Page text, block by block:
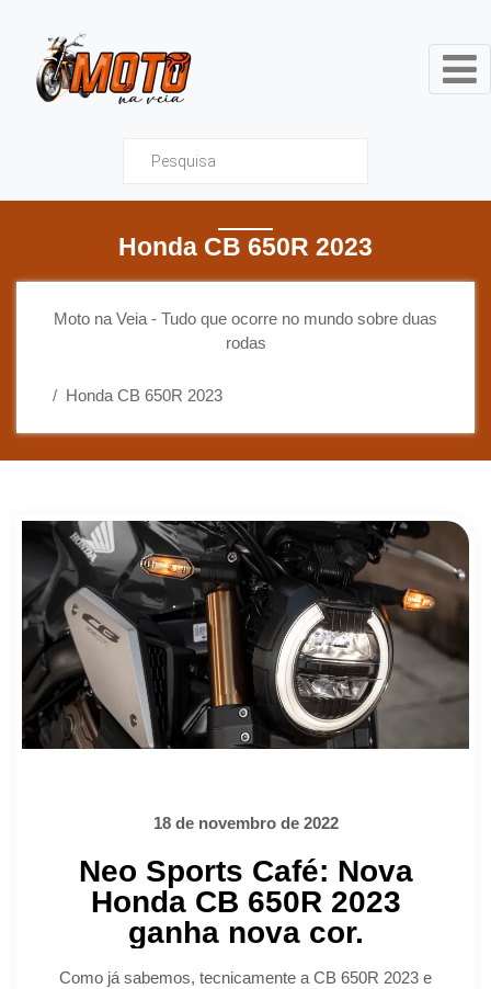
Moto na Veia - Tudo que
Honda CB 650R 2023
Moto na Veia - Tudo que ocorre no mundo sobre duas
rodas
Honda CB 650R 2023
18 de novembro de 2022
Neo Sports Café: Nova
Honda CB 650R 2023
ganha nova cor.
Como já sabemos, tecnicamente a CB 650R 2023 e